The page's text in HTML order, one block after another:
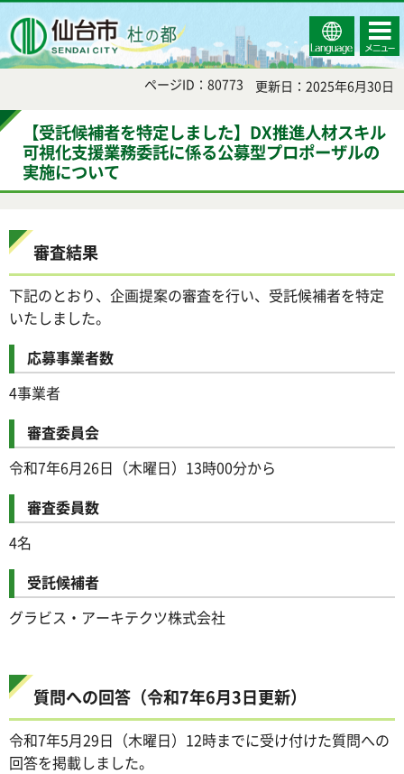
Select
Language
コンテ
ンツメ
ニュー
ページID：80773 更新日：2025年6月30日
【受託候補者を特定しました】DX推進人材スキル
可視化支援業務委託に係る公募型プロポーザルの
実施について
審査結果
下記のとおり、企画提案の審査を行い、受託候補者を特定
いたしました。
応募事業者数
4事業者
審査委員会
令和7年6月26日（木曜日）13時00分から
審査委員数
4名
受託候補者
グラビス・アーキテクツ株式会社
質問への回答（令和7年6月3日更新）
令和7年5月29日（木曜日）12時までに受け付けた質問への
回答を掲載しました。